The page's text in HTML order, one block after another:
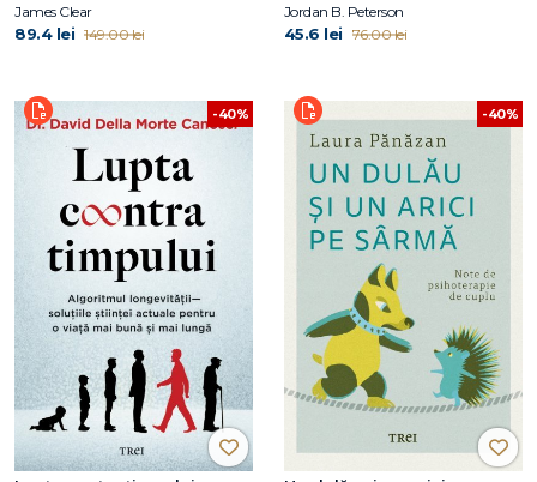
James Clear
89.4 lei 149.00 lei
Jordan B. Peterson
45.6 lei 76.00 lei
-40% -40%